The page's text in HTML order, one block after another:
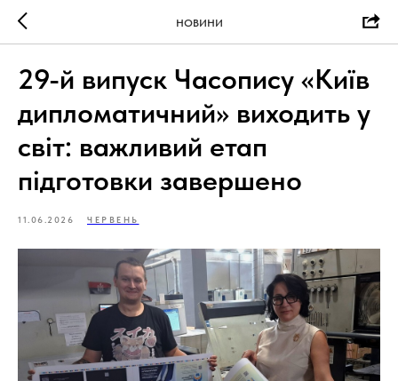
НОВИНИ
29-й випуск Часопису «Київ
дипломатичний» виходить у
світ: важливий етап
підготовки завершено
11.06.2026 ЧЕРВЕНЬ